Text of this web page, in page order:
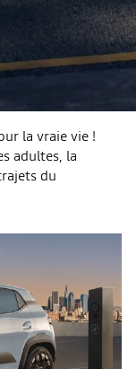
la vraie vie !
adultes, la
du